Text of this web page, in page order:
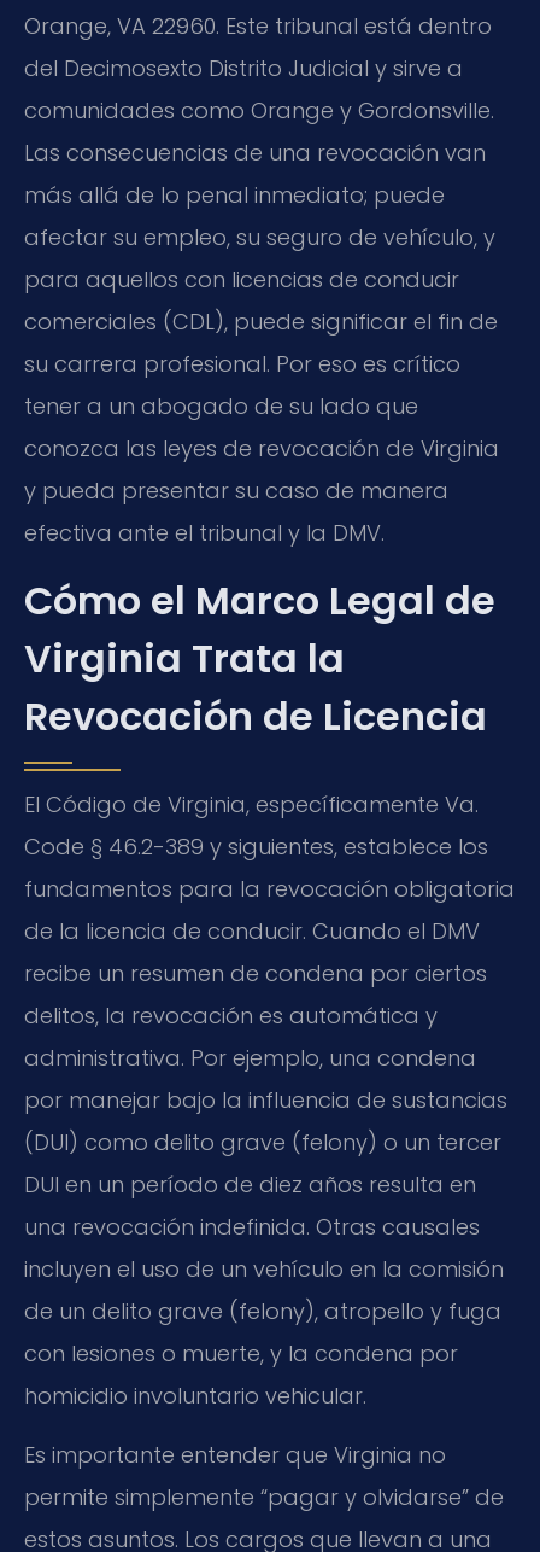
Orange, VA 22960. Este tribunal está dentro
del Decimosexto Distrito Judicial y sirve a
comunidades como Orange y Gordonsville.
Las consecuencias de una revocación van
más allá de lo penal inmediato; puede
afectar su empleo, su seguro de vehículo, y
para aquellos con licencias de conducir
comerciales (CDL), puede significar el fin de
su carrera profesional. Por eso es crítico
tener a un abogado de su lado que
conozca las leyes de revocación de Virginia
y pueda presentar su caso de manera
efectiva ante el tribunal y la DMV.
Cómo el Marco Legal de
Virginia Trata la
Revocación de Licencia
El Código de Virginia, específicamente Va.
Code § 46.2-389 y siguientes, establece los
fundamentos para la revocación obligatoria
de la licencia de conducir. Cuando el DMV
recibe un resumen de condena por ciertos
delitos, la revocación es automática y
administrativa. Por ejemplo, una condena
por manejar bajo la influencia de sustancias
(DUI) como delito grave (felony) o un tercer
DUI en un período de diez años resulta en
una revocación indefinida. Otras causales
incluyen el uso de un vehículo en la comisión
de un delito grave (felony), atropello y fuga
con lesiones o muerte, y la condena por
homicidio involuntario vehicular.
Es importante entender que Virginia no
permite simplemente “pagar y olvidarse” de
estos asuntos. Los cargos que llevan a una